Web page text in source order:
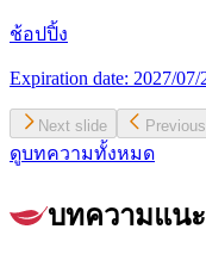
ช้อปปิ้ง
Expiration date: 2027/07/
Next slide
ดูบทความทั้งหมด
บทความแน